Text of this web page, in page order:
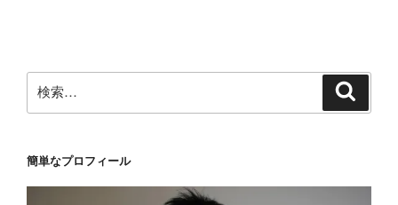
索:
簡単なプロフィール